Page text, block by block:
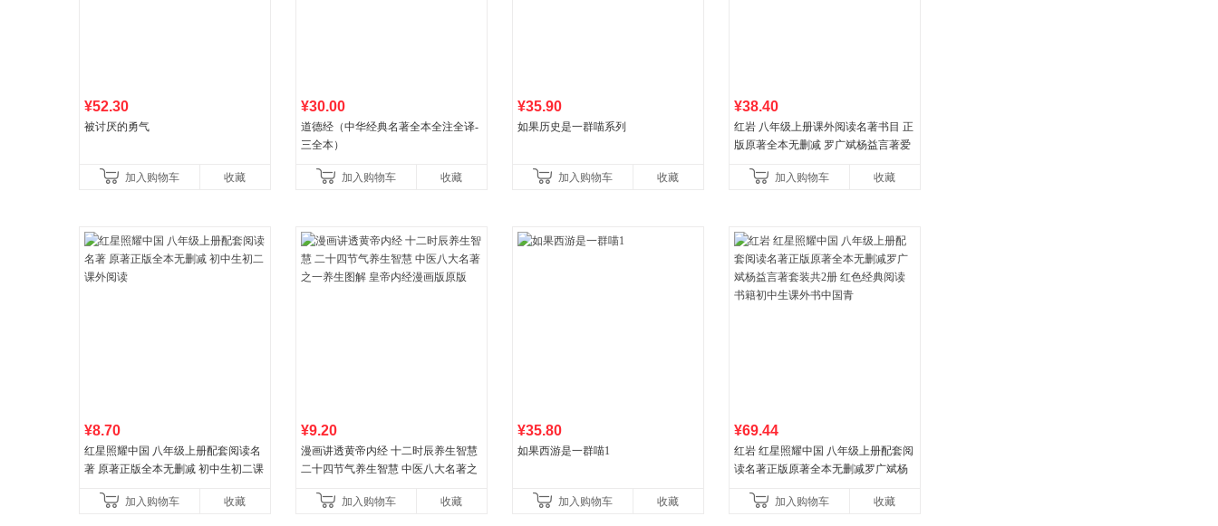
¥52.30
被讨厌的勇气
加入购物车 收藏
¥30.00
道德经（中华经典名著全本全注全译-
三全本）
加入购物车 收藏
¥35.90
如果历史是一群喵系列
加入购物车 收藏
¥38.40
红岩 八年级上册课外阅读名著书目 正
版原著全本无删减 罗广斌杨益言著爱
国青年出版社加入购物车 收藏
¥8.70
红星照耀中国 八年级上册配套阅读名
著 原著正版全本无删减 初中生初二课
加入购物车
收藏
¥9.20
漫画讲透黄帝内经 十二时辰养生智慧
二十四节气养生智慧 中医八大名著之
加入购物车
收藏
¥35.80
如果西游是一群喵1
加入购物车 收藏
¥69.44
红岩 红星照耀中国 八年级上册配套阅
读名著正版原著全本无删减罗广斌杨
初中生课外书中国青
加入购物车 收藏